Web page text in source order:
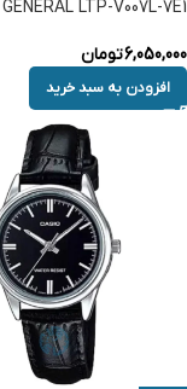
GENERAL LTP-V007L-7E1
6,050,000تومان
افزودن به سبد خرید